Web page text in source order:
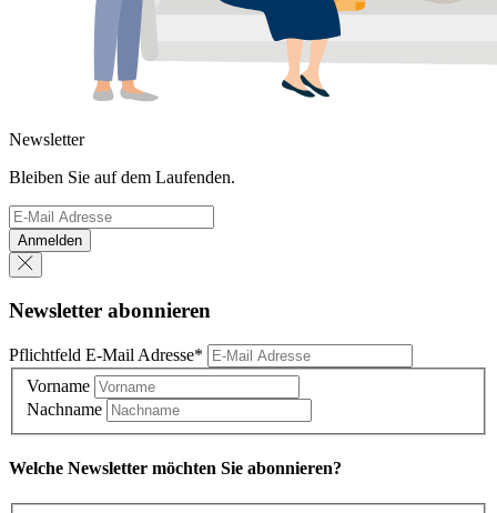
Newsletter
Bleiben Sie auf dem Laufenden.
Anmelden
Newsletter abonnieren
Pflichtfeld E-Mail Adresse*
Vorname
Nachname
Welche Newsletter möchten Sie abonnieren?